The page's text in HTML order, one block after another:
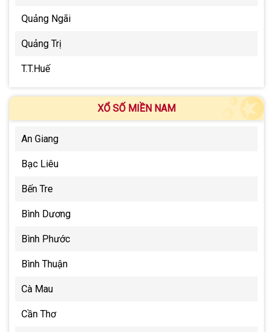
Quảng Ngãi
Quảng Trị
T.T.Huế
XỔ SỐ MIỀN NAM
An Giang
Bạc Liêu
Bến Tre
Bình Dương
Bình Phước
Bình Thuận
Cà Mau
Cần Thơ